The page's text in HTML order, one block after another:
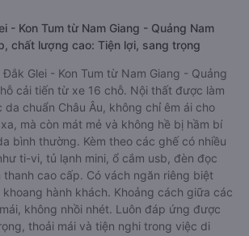
- Kon Tum từ Nam Giang - Quảng Nam
chất lượng cao: Tiện lợi, sang trọng
Glei - Kon Tum từ Nam Giang - Quảng
cải tiến từ xe 16 chỗ. Nội thất được làm
da chuẩn Châu Âu, không chỉ êm ái cho
mà còn mát mẻ và không hề bị hầm bí
bình thường. Kèm theo các ghế có nhiều
ti-vi, tủ lạnh mini, ổ cắm usb, đèn đọc
thanh cao cấp. Có vách ngăn riêng biệt
hành khách. Khoảng cách giữa các
không nhồi nhét. Luôn đáp ứng được
thoải mái và tiện nghi trong việc di